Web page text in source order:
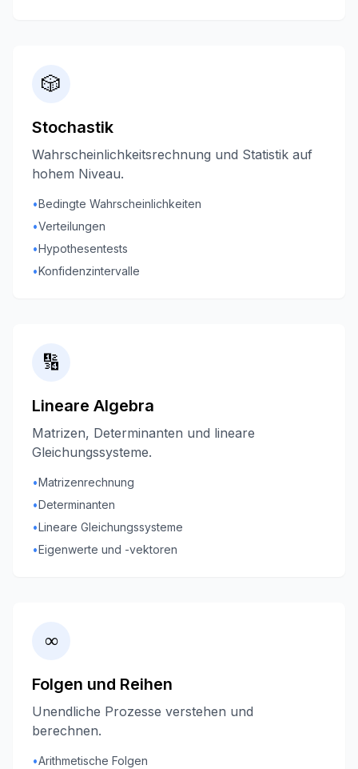
🎲
Stochastik
Wahrscheinlichkeitsrechnung und Statistik auf
hohem Niveau.
•Bedingte Wahrscheinlichkeiten
•Verteilungen
•Hypothesentests
•Konfidenzintervalle
🔢
Lineare Algebra
Matrizen, Determinanten und lineare
Gleichungssysteme.
•Matrizenrechnung
•Determinanten
•Lineare Gleichungssysteme
•Eigenwerte und -vektoren
∞
Folgen und Reihen
Unendliche Prozesse verstehen und
berechnen.
•Arithmetische Folgen